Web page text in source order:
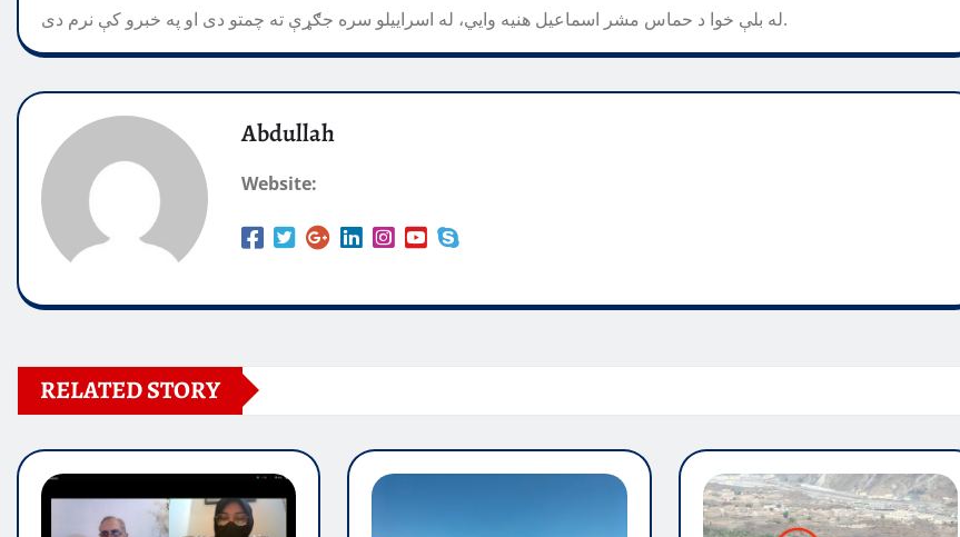
له بلې خوا د حماس مشر اسماعیل هنیه وايي، له اسراییلو سره جګړې ته چمتو دی او په خبرو کې نرم دی.
Abdullah
Website:
RELATED STORY